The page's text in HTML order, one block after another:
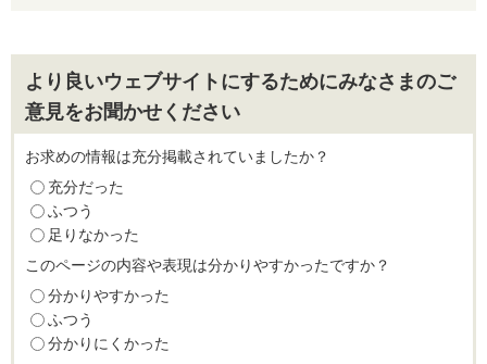
より良いウェブサイトにするためにみなさまのご
意見をお聞かせください
お求めの情報は充分掲載されていましたか？
充分だった
ふつう
足りなかった
このページの内容や表現は分かりやすかったですか？
分かりやすかった
ふつう
分かりにくかった